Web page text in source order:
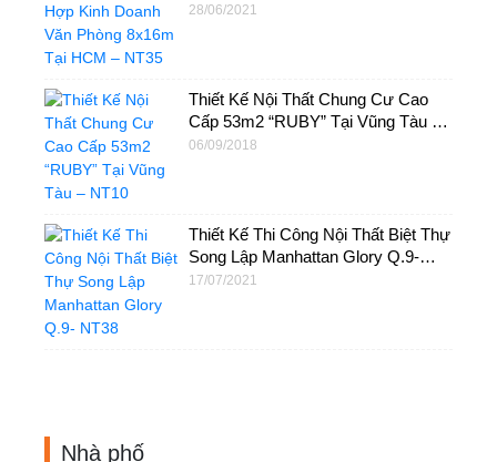
HCM – NT35
28/06/2021
Thiết Kế Nội Thất Chung Cư Cao
Cấp 53m2 “RUBY” Tại Vũng Tàu –
NT10
06/09/2018
Thiết Kế Thi Công Nội Thất Biệt Thự
Song Lập Manhattan Glory Q.9-
NT38
17/07/2021
Nhà phố